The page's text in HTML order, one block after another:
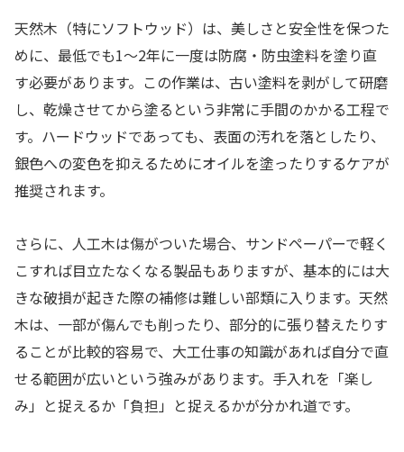
天然木（特にソフトウッド）は、美しさと安全性を保つた
めに、最低でも1〜2年に一度は防腐・防虫塗料を塗り直
す必要があります。この作業は、古い塗料を剥がして研磨
し、乾燥させてから塗るという非常に手間のかかる工程で
す。ハードウッドであっても、表面の汚れを落としたり、
銀色への変色を抑えるためにオイルを塗ったりするケアが
推奨されます。
さらに、人工木は傷がついた場合、サンドペーパーで軽く
こすれば目立たなくなる製品もありますが、基本的には大
きな破損が起きた際の補修は難しい部類に入ります。天然
木は、一部が傷んでも削ったり、部分的に張り替えたりす
ることが比較的容易で、大工仕事の知識があれば自分で直
せる範囲が広いという強みがあります。手入れを「楽し
み」と捉えるか「負担」と捉えるかが分かれ道です。